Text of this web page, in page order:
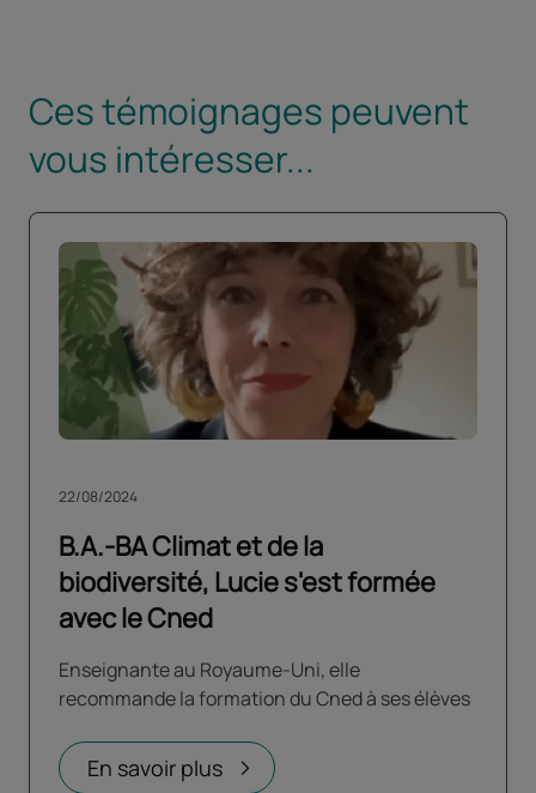
Ces témoignages peuvent
vous intéresser...
B.A.-BA Climat et de la
biodiversité, Lucie s'est formée
avec le Cned
22/08/2024
Enseignante au Royaume-Uni, elle
recommande la formation du Cned à ses élèves
En savoir plus